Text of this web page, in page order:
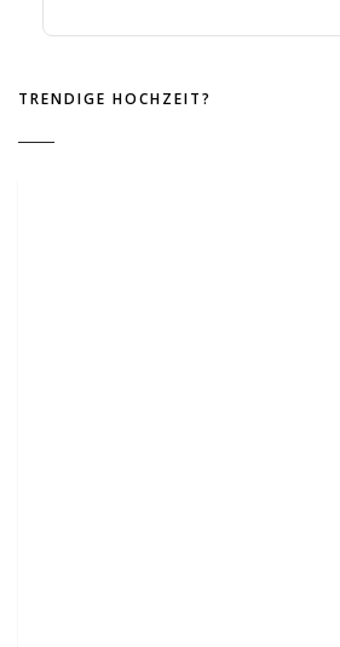
TRENDIGE HOCHZEIT?